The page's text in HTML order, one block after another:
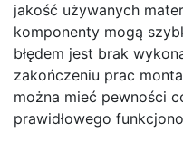
jakość używanych
komponenty mogą
błędem jest brak
zakończeniu prac
można mieć pewności
prawidłowego